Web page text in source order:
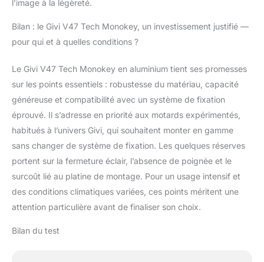
l’image à la légèreté.
Bilan : le Givi V47 Tech Monokey, un investissement justifié —
pour qui et à quelles conditions ?
Le Givi V47 Tech Monokey en aluminium tient ses promesses
sur les points essentiels : robustesse du matériau, capacité
généreuse et compatibilité avec un système de fixation
éprouvé. Il s’adresse en priorité aux motards expérimentés,
habitués à l’univers Givi, qui souhaitent monter en gamme
sans changer de système de fixation. Les quelques réserves
portent sur la fermeture éclair, l’absence de poignée et le
surcoût lié au platine de montage. Pour un usage intensif et
des conditions climatiques variées, ces points méritent une
attention particulière avant de finaliser son choix.
Bilan du test